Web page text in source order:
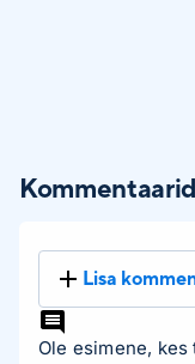
Kommentaarid
Lisa
Ole esimene,